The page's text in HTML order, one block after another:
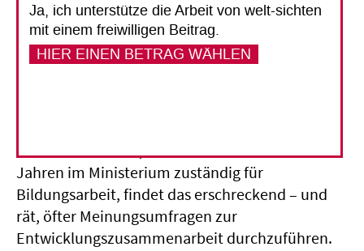
In den vergangenen Jahrzehnten ist der
Stellenwert der entwicklungspolitischen
Inlandsarbeit deutlich gewachsen, auch im Etat
Christian Wilmsen, in den 1980er und 1990er
Jahren im Ministerium zuständig für
Bildungsarbeit, findet das erschreckend – und
rät, öfter Meinungsumfragen zur
Entwicklungszusammenarbeit durchzuführen.
Ja, ich unterstütze die Arbeit von welt-sichten
mit einem freiwilligen Beitrag.
HIER EINEN BETRAG WÄHLEN